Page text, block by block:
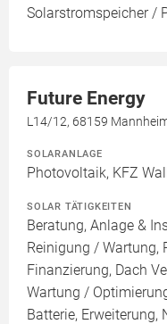
Solarstromspeicher /
Future Energy
L14/12, 68159
SOLARANLAGE
Photovoltaik, KFZ
SOLAR TÄTIGKEITEN
Beratung, Anlage &
Reinigung / Wartung,
Finanzierung, Dach
Wartung /
Batterie,